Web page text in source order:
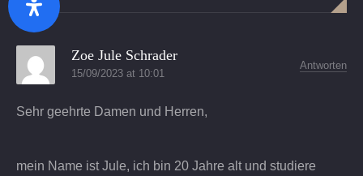
Zoe Jule Schrader
15/09/2023 at 10:01
Antworten
Sehr geehrte Damen und Herren,
mein Name ist Jule, ich bin 20 Jahre alt und studiere
Zurück